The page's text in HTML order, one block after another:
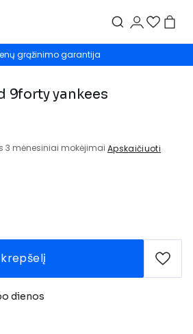
grąžinimo garantija
9forty yankees
3 mėnesiniai mokėjimai Apskaičiuoti
dienos